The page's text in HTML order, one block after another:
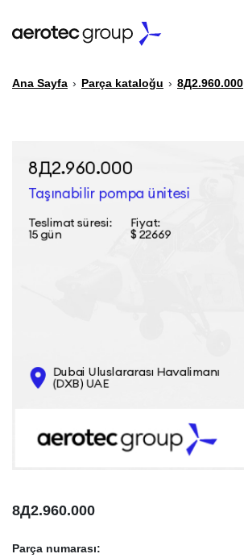
PARÇA KATALOĞU
KONTAKT
INFO@AEROTEC-GROUP.COM
Ana Sayfa › Parça kataloğu › 8Д2.960.000
8Д2.960.000
Parça numarası: